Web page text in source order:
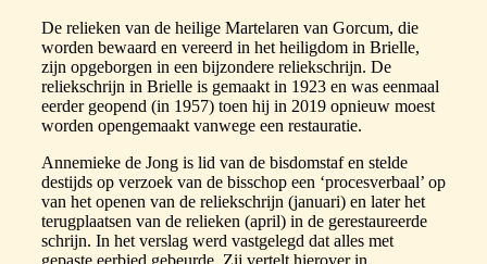
De relieken van de heilige Martelaren van Gorcum, die
worden bewaard en vereerd in het heiligdom in Brielle,
zijn opgeborgen in een bijzondere reliekschrijn. De
reliekschrijn in Brielle is gemaakt in 1923 en was eenmaal
eerder geopend (in 1957) toen hij in 2019 opnieuw moest
worden opengemaakt vanwege een restauratie.
Annemieke de Jong is lid van de bisdomstaf en stelde
destijds op verzoek van de bisschop een ‘procesverbaal’ op
van het openen van de reliekschrijn (januari) en later het
terugplaatsen van de relieken (april) in de gerestaureerde
schrijn. In het verslag werd vastgelegd dat alles met
gepaste eerbied gebeurde. Zij vertelt hierover in